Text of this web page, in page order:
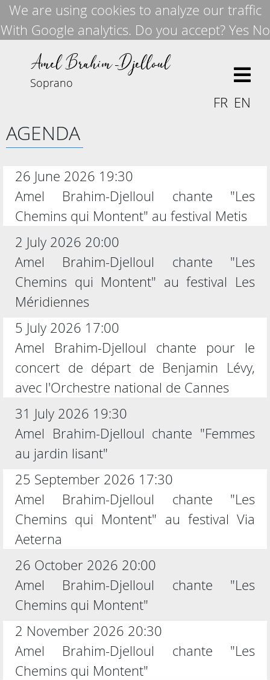
We are using cookies to analyze our traffic
With Google analytics. Do you accept? Yes No
Amel Brahim-D j
elloul
Soprano
FR EN
AGENDA
26 June 2026 19:30
Amel Brahim-Djelloul chante "Les
Chemins qui Montent" au festival Metis
2 July 2026 20:00
Amel Brahim-Djelloul chante "Les
Chemins qui Montent" au festival Les
Méridiennes
5 July 2026 17:00
Amel Brahim-Djelloul chante pour le
concert de départ de Benjamin Lévy,
avec l'Orchestre national de Cannes
31 July 2026 19:30
Amel Brahim-Djelloul chante "Femmes
au jardin lisant"
25 September 2026 17:30
Amel Brahim-Djelloul chante "Les
Chemins qui Montent" au festival Via
Aeterna
26 October 2026 20:00
Amel Brahim-Djelloul chante "Les
Chemins qui Montent"
2 November 2026 20:30
Amel Brahim-Djelloul chante "Les
Chemins qui Montent"